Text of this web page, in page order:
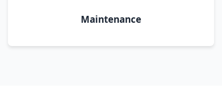
Maintenance